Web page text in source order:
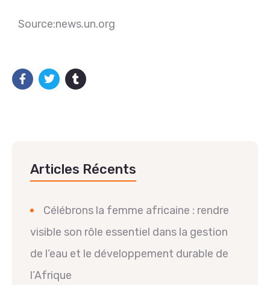
Source:news.un.org
Articles Récents
Célébrons la femme africaine : rendre
visible son rôle essentiel dans la gestion
de l’eau et le développement durable de
l’Afrique